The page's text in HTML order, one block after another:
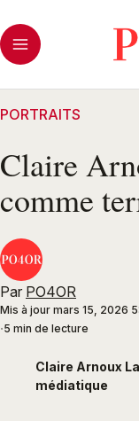
PORTRAITS
Claire
comme
Par PO4OR
Mis à jour mars 15, 2026
5 min de lecture
Claire Arnoux
médiatique